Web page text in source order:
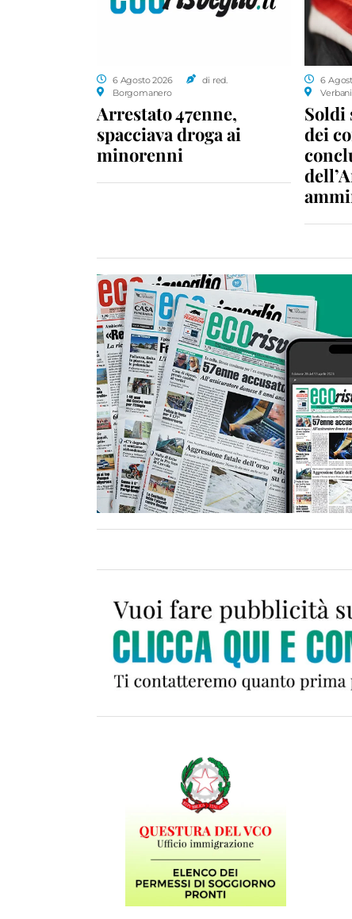
6 Agosto 2026
di red.
Borgomanero
Arrestato 47enne,
spacciava droga ai
minorenni
6
Soldi
dei